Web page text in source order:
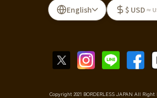
English $ USD ≈
Copyright 2021 BORDERLESS JAPAN All Right